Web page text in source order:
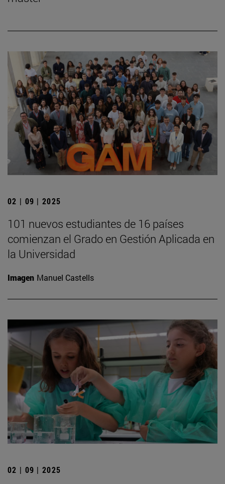
02 | 09 | 2025
101 nuevos estudiantes de 16 países
comienzan el Grado en Gestión Aplicada en
la Universidad
Imagen Manuel Castells
02 | 09 | 2025